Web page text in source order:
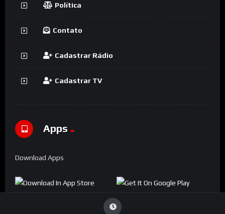
Política
Contato
Cadastrar Rádio
Cadastrar TV
Apps
Download Apps